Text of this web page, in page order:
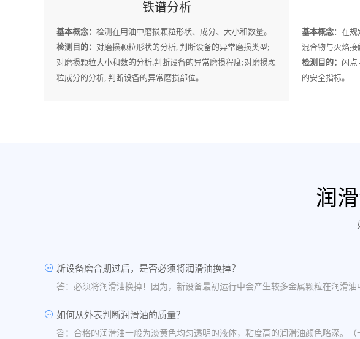
铁谱分析
基本概念： 检测在用油中磨损颗粒形状、成分、大小和数量。
检测目的： 对磨损颗粒形状的分析, 判断设备的异常磨损类型;
对磨损颗粒大小和数的分析,判断设备的异常磨损程度;对磨损颗
粒成分的分析, 判断设备的异常磨损部位。
基本概念：在
混合物与火焰接
检测目的： 闪点
的安全指标。
润
新设备磨合期过后，是否必须将润滑油换掉？
答：必须将润滑油换掉！因为，新设备最初运行中会产生较多金属颗粒在润滑油
如何从外表判断润滑油的质量？
答：合格的润滑油一般为淡黄色均匀透明的液体，粘度高的润滑油颜色略深。